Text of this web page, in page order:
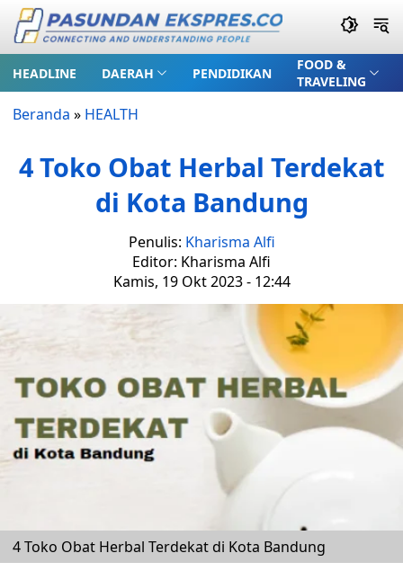
HEADLINE DAERAH PENDIDIKAN
FOOD &
TRAVELING
Beranda » HEALTH
4 Toko Obat Herbal Terdekat
di Kota Bandung
Penulis: Kharisma Alfi
Editor: Kharisma Alfi
Kamis, 19 Okt 2023 - 12:44
4 Toko Obat Herbal Terdekat di Kota Bandung